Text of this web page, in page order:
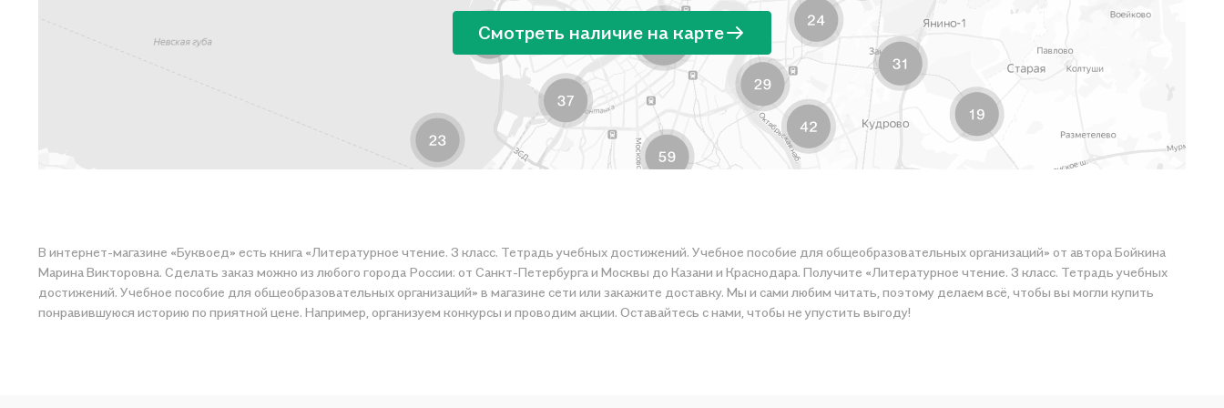
Смотреть наличие на карте
В интернет-магазине «Буквоед» есть книга «Литературное чтение. 3 класс. Тетрадь учебных достижений. Учебное пособие для общеобразовательных организаций» от автора Бойкина
Марина Викторовна. Сделать заказ можно из любого города России: от Санкт-Петербурга и Москвы до Казани и Краснодара. Получите «Литературное чтение. 3 класс. Тетрадь учебных
достижений. Учебное пособие для общеобразовательных организаций» в магазине сети или закажите доставку. Мы и сами любим читать, поэтому делаем всё, чтобы вы могли купить
понравившуюся историю по приятной цене. Например, организуем конкурсы и проводим акции. Оставайтесь с нами, чтобы не упустить выгоду!